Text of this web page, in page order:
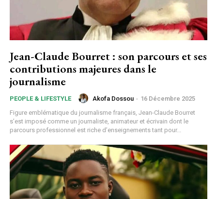
Jean-Claude Bourret : son parcours et ses
contributions majeures dans le
journalisme
PEOPLE & LIFESTYLE Akofa Dossou - 16 Décembre 2025
Figure emblématique du journalisme français, Jean-Claude Bourret
s’est imposé comme un journaliste, animateur et écrivain dont le
parcours professionnel est riche d’enseignements tant pour...